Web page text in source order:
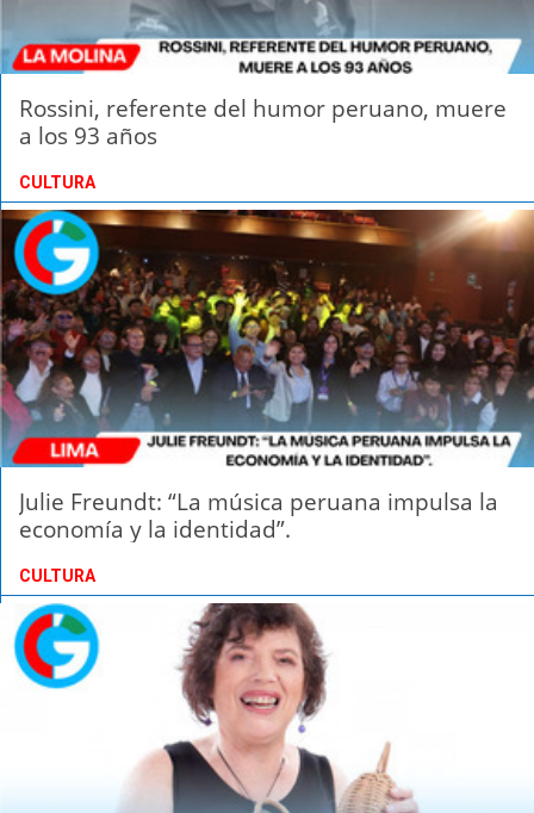
Rossini, referente del humor peruano, muere
a los 93 años
CULTURA
Julie Freundt: “La música peruana impulsa la
economía y la identidad”.
CULTURA